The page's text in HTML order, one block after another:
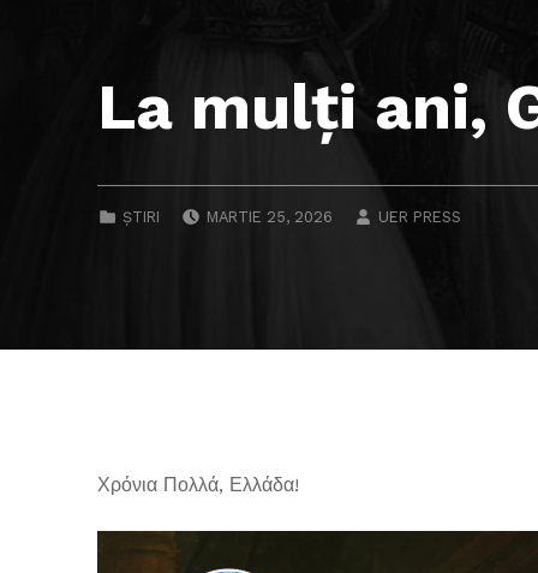
La mulți ani,
CATEGORIZED IN:
ȘTIRI MARTIE 25, 2026 UER PRESS
Χρόνια Πολλά, Ελλάδα!